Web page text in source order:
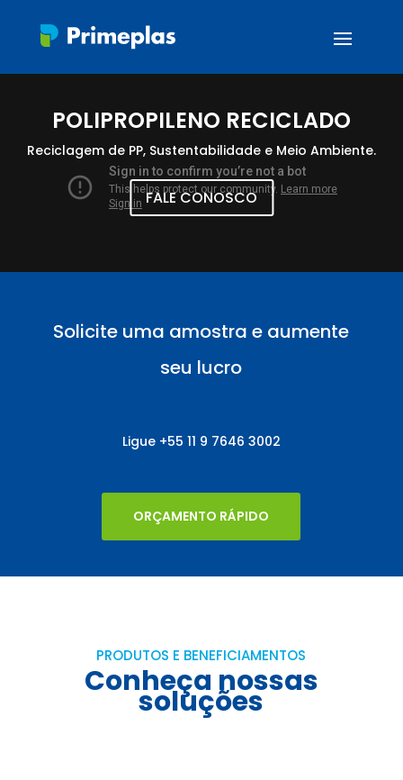
POLIPROPILENO RECICLADO
Reciclagem de PP, Sustentabilidade e Meio Ambiente.
FALE CONOSCO
Solicite uma amostra e aumente
seu lucro
Ligue +55 11 9 7646 3002
ORÇAMENTO RÁPIDO
PRODUTOS E BENEFICIAMENTOS
Conheça nossas
soluções